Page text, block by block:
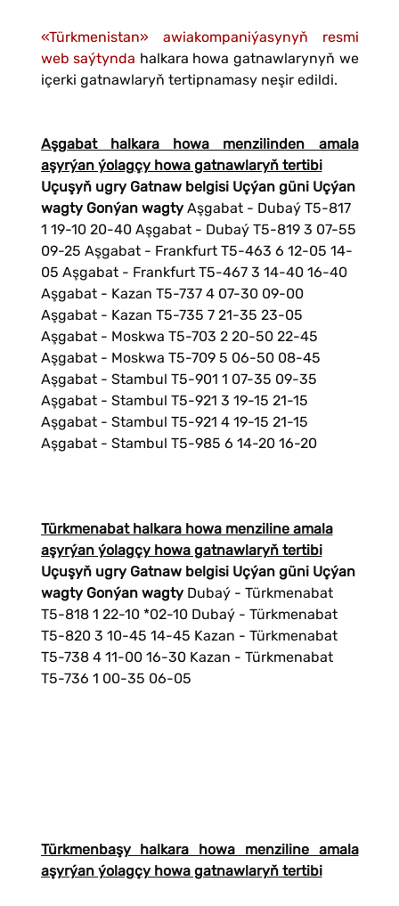
«Türkmenistan» awiakompaniýasynyň resmi
web saýtynda halkara howa gatnawlarynyň we
içerki gatnawlaryň tertipnamasy neşir edildi.
Aşgabat halkara howa menzilinden amala
aşyrýan ýolagçy howa gatnawlaryň tertibi
Uçuşyň ugry Gatnaw belgisi Uçýan güni Uçýan
wagty Gonýan wagtyAşgabat - Dubaý T5-817
1 19-10 20-40 Aşgabat - Dubaý T5-819 3 07-55
09-25 Aşgabat - Frankfurt T5-463 6 12-05 14-
05 Aşgabat - Frankfurt T5-467 3 14-40 16-40
Aşgabat - Kazan T5-737 4 07-30 09-00
Aşgabat - Kazan T5-735 7 21-35 23-05
Aşgabat - Moskwa T5-703 2 20-50 22-45
Aşgabat - Moskwa T5-709 5 06-50 08-45
Aşgabat - Stambul T5-901 1 07-35 09-35
Aşgabat - Stambul T5-921 3 19-15 21-15
Aşgabat - Stambul T5-921 4 19-15 21-15
Aşgabat - Stambul T5-985 6 14-20 16-20
Türkmenabat halkara howa menziline amala
aşyrýan ýolagçy howa gatnawlaryň tertibi
Uçuşyň ugry Gatnaw belgisi Uçýan güni Uçýan
wagty Gonýan wagtyDubaý - Türkmenabat
T5-818 1 22-10 *02-10 Dubaý - Türkmenabat
T5-820 3 10-45 14-45 Kazan - Türkmenabat
T5-738 4 11-00 16-30 Kazan - Türkmenabat
T5-736 1 00-35 06-05
Türkmenbaşy halkara howa menziline amala
aşyrýan ýolagçy howa gatnawlaryň tertibi